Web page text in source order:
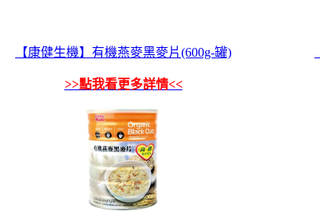
【康健生機】有機燕麥黑麥片(600g-罐)
>>點我看更多詳情<<